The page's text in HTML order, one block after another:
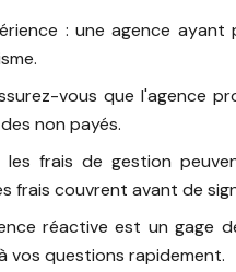
: une agence ayant
vous que l'agence
non payés.
frais de gestion
frais couvrent avant de
réactive est un gage
vos questions rapidement.